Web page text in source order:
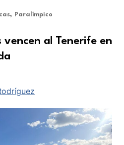
, Paralímpico
vencen al Tenerife en